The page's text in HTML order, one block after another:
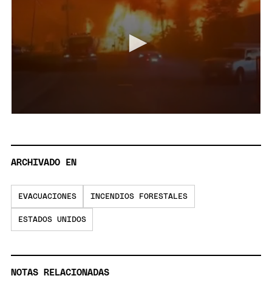
14
seconds
ARCHIVADO EN
EVACUACIONES INCENDIOS FORESTALES
ESTADOS UNIDOS
NOTAS RELACIONADAS